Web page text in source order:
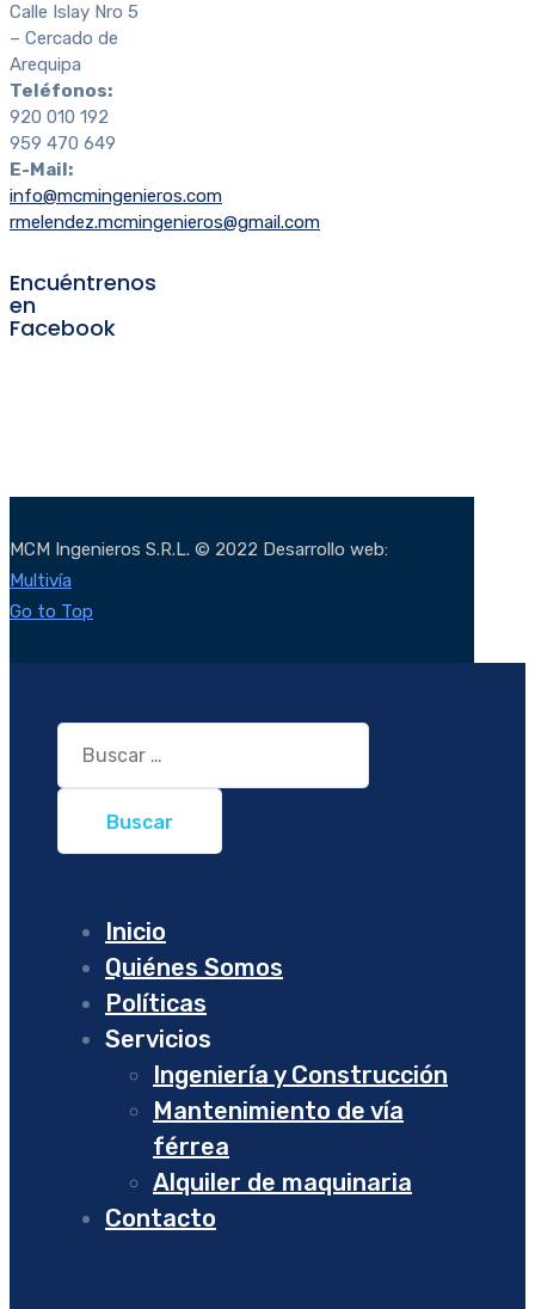
Calle Islay Nro 5
– Cercado de
Arequipa
Teléfonos:
920 010 192
959 470 649
E-Mail:
info@mcmingenieros.com
rmelendez.mcmingenieros@gmail.com
Encuéntrenos
en
Facebook
MCM Ingenieros S.R.L. © 2022 Desarrollo web:
Multivía
Go to Top
Inicio
Quiénes Somos
Políticas
Servicios
Ingeniería y Construcción
Mantenimiento de vía
férrea
Alquiler de maquinaria
Contacto